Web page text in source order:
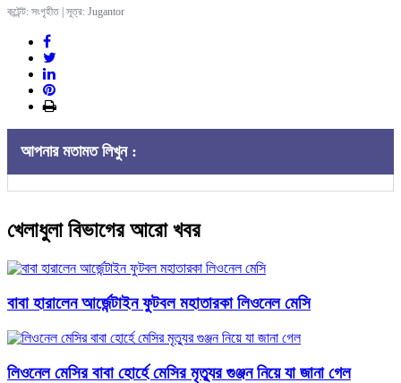
কন্টেন্ট: সংগৃহীত | সূত্র: Jugantor
আপনার মতামত লিখুন :
খেলাধুলা বিভাগের আরো খবর
বাবা হারালেন আর্জেন্টাইন ফুটবল মহাতারকা লিওনেল মেসি
লিওনেল মেসির বাবা হোর্হে মেসির মৃত্যুর গুঞ্জন নিয়ে যা জানা গেল